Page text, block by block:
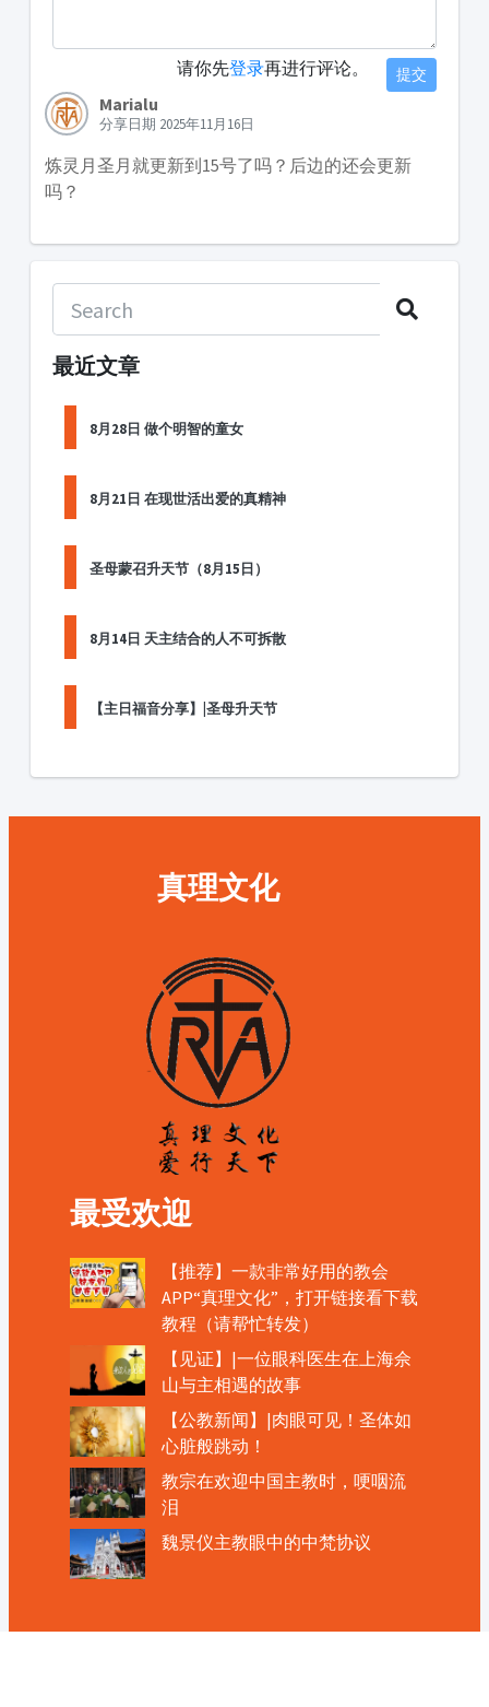
请你先登录再进行评论。 提交
Marialu
分享日期 2025年11月16日
炼灵月圣月就更新到15号了吗？后边的还会更新
吗？
最近文章
8月28日 做个明智的童女
8月21日 在现世活出爱的真精神
圣母蒙召升天节（8月15日）
8月14日 天主结合的人不可拆散
【主日福音分享】|圣母升天节
真理文化
最受欢迎
【推荐】一款非常好用的教会
APP“真理文化”，打开链接看下载
教程（请帮忙转发）
【见证】|一位眼科医生在上海佘
山与主相遇的故事
【公教新闻】|肉眼可见！圣体如
心脏般跳动！
教宗在欢迎中国主教时，哽咽流
泪
魏景仪主教眼中的中梵协议